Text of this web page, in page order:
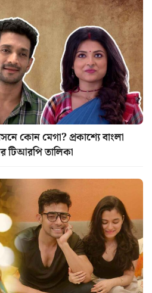
কোন মেগা? প্রকাশ্যে বাংলা
টিআরপি তালিকা